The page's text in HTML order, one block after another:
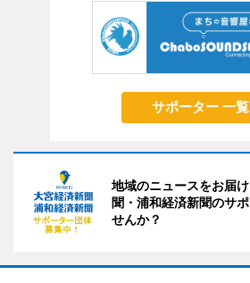
サポーター 一覧
地域のニュースをお届
聞・浦和経済新聞のサ
せんか？